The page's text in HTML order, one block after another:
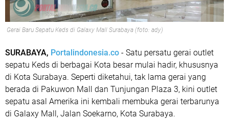
Gerai Baru Sepatu Keds di Galaxy Mall Surabaya (foto: ady)
SURABAYA, Portalindonesia.co - Satu persatu gerai outlet
sepatu Keds di berbagai Kota besar mulai hadir, khususnya
di Kota Surabaya. Seperti diketahui, tak lama gerai yang
berada di Pakuwon Mall dan Tunjungan Plaza 3, kini outlet
sepatu asal Amerika ini kembali membuka gerai terbarunya
di Galaxy Mall, Jalan Soekarno, Kota Surabaya.